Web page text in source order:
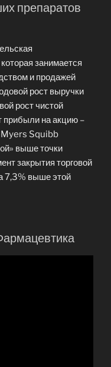
препаратов
занимается
и продажей
рост выручки
рост чистой
прибыли на акцию –
Squibb
выше точки
закрытия торговой
7,3% выше этой